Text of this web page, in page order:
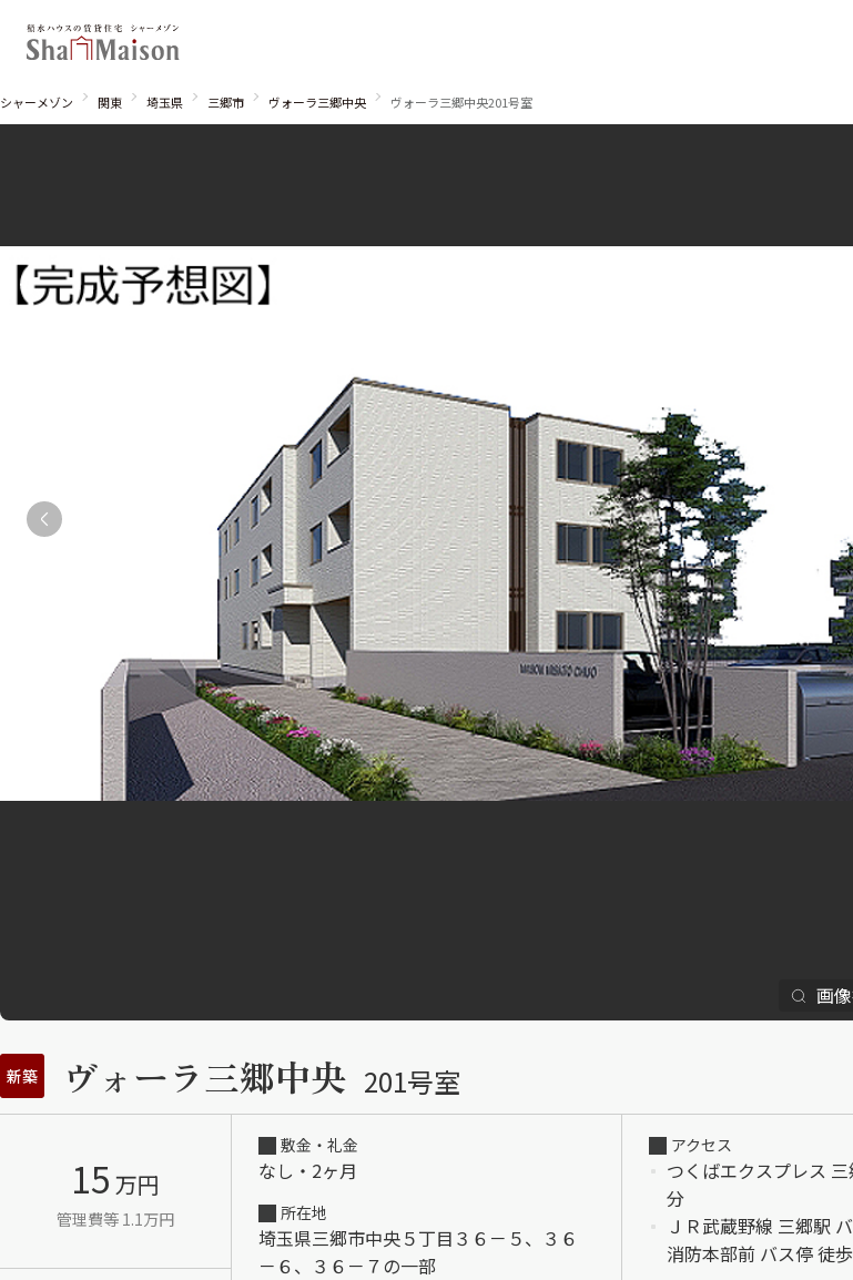
北海道
シャーメゾンセレクション ルームツアー
シャーメゾン 関東 埼玉県 三郷市 ヴォーラ三郷中央 ヴォーラ三郷中央201号室
画
新築 ヴォーラ三郷中央 201号室
15 万円
管理費等 1.1万円
敷金・礼金
なし・2ヶ月
所在地
埼玉県三郷市中央５丁目３６－５、３６
－６、３６－７の一部
アクセス
つくばエクスプレス
分
ＪＲ武蔵野線 三郷駅
消防本部前 バス停 徒